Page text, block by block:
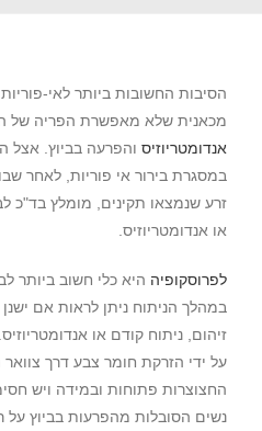
הסיבות החשובות ביותר לאי-
מכאנית שלא מאפשרת הפריה של
אנדומטריוזיס והפרעה בביוץ. אצל
במסגרת בירור אי פוריות, לאחר
זרע שנמצאו תקינים, מומלץ בד"כ
או אנדומטריוזיס.
לפרוסקופיה היא כלי חשוב ביותר
במהלך הניתוח ניתן לראות אם
זיהום, ניתוח קודם או
על ידי הזרקת חומר צבע דרך
החצוצרות פתוחות ובמידה ויש
נשים הסובלות מהפרעות בביוץ על